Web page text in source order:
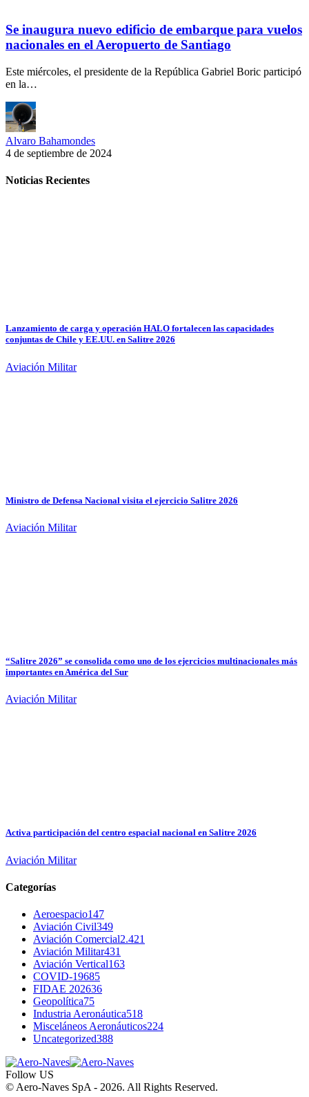
Se inaugura nuevo edificio de embarque para vuelos
nacionales en el Aeropuerto de Santiago
Este miércoles, el presidente de la República Gabriel Boric participó
en la…
Alvaro Bahamondes
4 de septiembre de 2024
Noticias Recientes
Lanzamiento de carga y operación HALO fortalecen las capacidades
conjuntas de Chile y EE.UU. en Salitre 2026
Aviación Militar
Ministro de Defensa Nacional visita el ejercicio Salitre 2026
Aviación Militar
“Salitre 2026” se consolida como uno de los ejercicios multinacionales más
importantes en América del Sur
Aviación Militar
Activa participación del centro espacial nacional en Salitre 2026
Aviación Militar
Categorías
Aeroespacio147
Aviación Civil349
Aviación Comercial2.421
Aviación Militar431
Aviación Vertical163
COVID-19685
FIDAE 202636
Geopolítica75
Industria Aeronáutica518
Misceláneos Aeronáuticos224
Uncategorized388
Follow US
© Aero-Naves SpA - 2026. All Rights Reserved.